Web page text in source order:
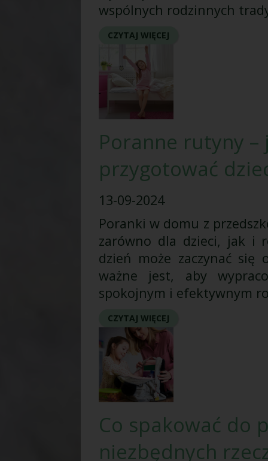
wspólnych rodzinnych
CZYTAJ WIĘCEJ
Poranne rutyny
przygotować
13-09-2024
Poranki w domu z
zarówno dla dzieci, jak i
dzień może zaczynać
ważne jest, aby
spokojnym i efektywnym
CZYTAJ WIĘCEJ
Co spakować do
niezbędnych